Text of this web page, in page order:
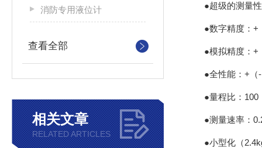
消防专用液位计
查看全部
相关文章
RELATED ARTICLES
●超级的测量
●数字精度：+
●模拟精度：+
●全性能：+（
●量程比：100
●测量速率：
●小型化（